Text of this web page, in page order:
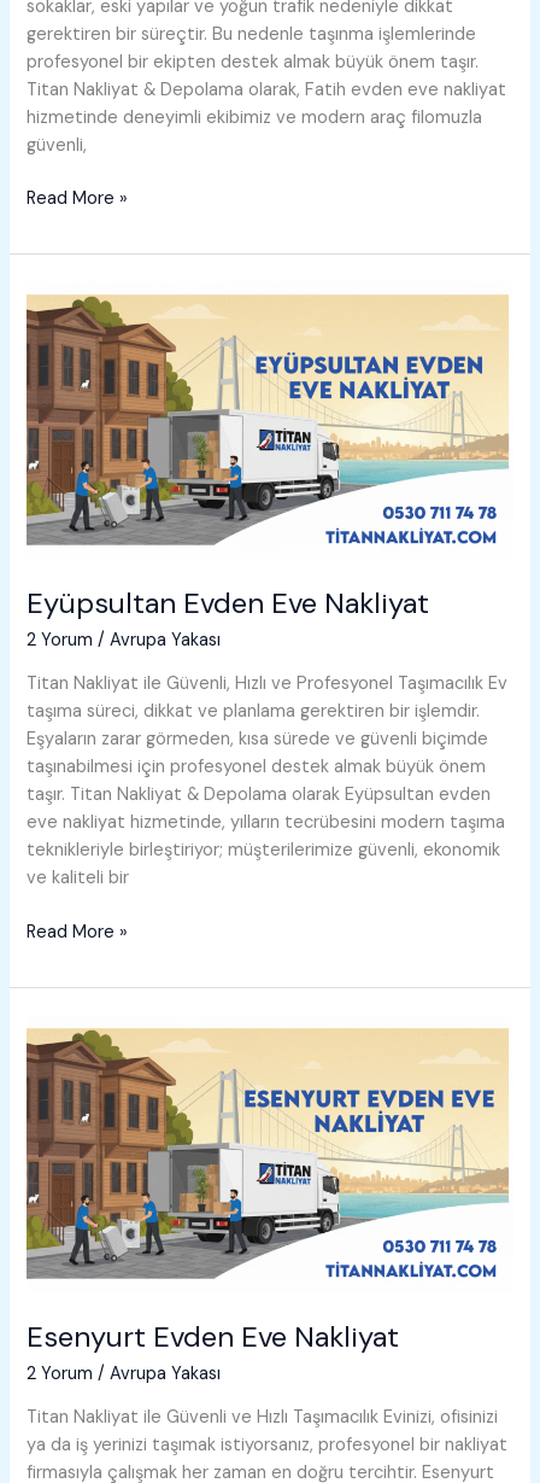
sokaklar, eski yapılar ve yoğun trafik nedeniyle dikkat
gerektiren bir süreçtir. Bu nedenle taşınma işlemlerinde
profesyonel bir ekipten destek almak büyük önem taşır.
Titan Nakliyat & Depolama olarak, Fatih evden eve nakliyat
hizmetinde deneyimli ekibimiz ve modern araç filomuzla
güvenli,
Fatih
Eve
Read More »
Eyüpsultan Evden Eve Nakliyat
2 Yorum /Avrupa Yakası
Titan Nakliyat ile Güvenli, Hızlı ve Profesyonel Taşımacılık Ev
taşıma süreci, dikkat ve planlama gerektiren bir işlemdir.
Eşyaların zarar görmeden, kısa sürede ve güvenli biçimde
taşınabilmesi için profesyonel destek almak büyük önem
taşır. Titan Nakliyat & Depolama olarak Eyüpsultan evden
eve nakliyat hizmetinde, yılların tecrübesini modern taşıma
teknikleriyle birleştiriyor; müşterilerimize güvenli, ekonomik
ve kaliteli bir
Eyüpsultan
Eve
Read More »
Esenyurt Evden Eve Nakliyat
2 Yorum /Avrupa Yakası
Titan Nakliyat ile Güvenli ve Hızlı Taşımacılık Evinizi, ofisinizi
ya da iş yerinizi taşımak istiyorsanız, profesyonel bir nakliyat
firmasıyla çalışmak her zaman en doğru tercihtir. Esenyurt